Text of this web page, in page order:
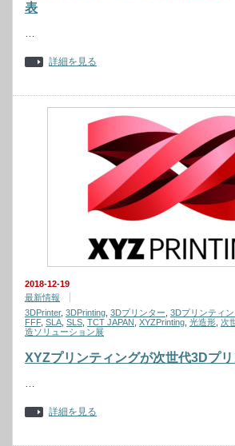
表
…
詳細を見る
2018-12-19
最新情報
3DPrinter, 3DPrinting 3Dプリンター 3Dプリンティ
FFF, SLA SLS TCT JAPAN XYZPrinting 光造形 次
造ソリューション展
XYZプリンティングが次世代3Dプ
…
詳細を見る